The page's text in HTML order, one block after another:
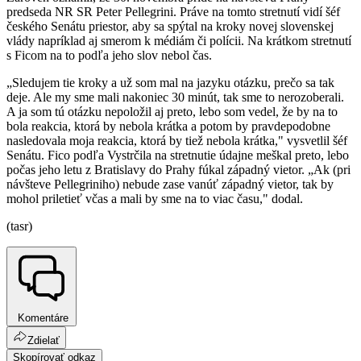
predseda NR SR Peter Pellegrini. Práve na tomto stretnutí vidí šéf
českého Senátu priestor, aby sa spýtal na kroky novej slovenskej
vlády napríklad aj smerom k médiám či polícii. Na krátkom stretnutí
s Ficom na to podľa jeho slov nebol čas.
„Sledujem tie kroky a už som mal na jazyku otázku, prečo sa tak
deje. Ale my sme mali nakoniec 30 minút, tak sme to nerozoberali.
A ja som tú otázku nepoložil aj preto, lebo som vedel, že by na to
bola reakcia, ktorá by nebola krátka a potom by pravdepodobne
nasledovala moja reakcia, ktorá by tiež nebola krátka," vysvetlil šéf
Senátu. Fico podľa Vystrčila na stretnutie údajne meškal preto, lebo
počas jeho letu z Bratislavy do Prahy fúkal západný vietor. „Ak (pri
návšteve Pellegriniho) nebude zase vanúť západný vietor, tak by
mohol priletieť včas a mali by sme na to viac času," dodal.
(tasr)
Komentáre
Zdielať
Skopírovať odkaz